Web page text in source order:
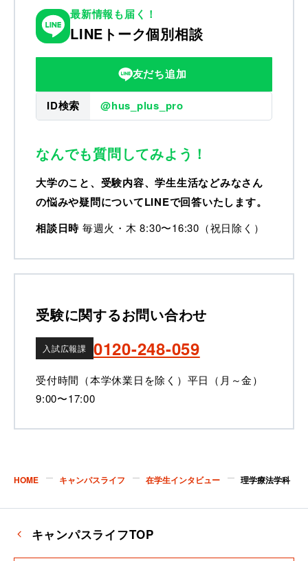
最新情報も届く！
LINEトーク個別相談
友だち追加
ID検索 @hus_plus_pro
なんでも質問してみよう！
大学のこと、受験内容、学生生活などみなさん
の悩みや疑問についてLINEで回答いたします。
相談日時 毎週火・木 8:30〜16:30（祝日除く）
受験に関するお問い合わせ
入試広報課 0120-248-059
受付時間（本学休業日を除く） 平日（月～金）
9:00〜17:00
HOME キャンパスライフ 在学生インタビュー 理学療法学科
キャンパスライフTOP